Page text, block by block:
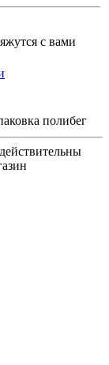
с вами
полибег